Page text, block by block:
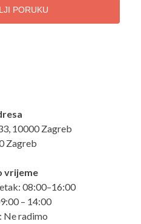
PORUKU
10000 Zagreb
Zagreb
vrijeme
08:00–16:00
– 14:00
Ne radimo